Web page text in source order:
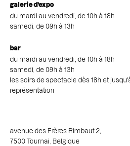
galerie d’expo
du mardi au vendredi, de 10h à 18h
samedi, de 09h à 13h
bar
du mardi au vendredi, de 10h à 18h
samedi, de 09h à 13h
les soirs de spectacle dès 18h et
représentation
avenue des Frères Rimbaut 2,
7500 Tournai, Belgique